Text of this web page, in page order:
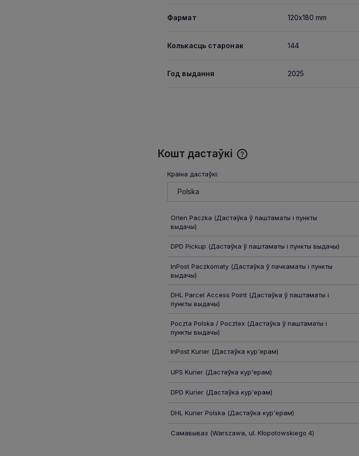
Фармат 120x180 mm
Колькасць старонак 144
Год выдання 2025
Кошт дастаўкі
Краіна дастаўкі:
Orlen Paczka (Дастаўка ў паштаматы і пункты
выдачы)
DPD Pickup (Дастаўка ў паштаматы і пункты выдачы)
InPost Paczkomaty(Дастаўка ў пачкаматы і пункты
выдачы)
DHL Parcel Access Point(Дастаўка ў паштаматы і
пункты выдачы)
Poczta Polska / Pocztex(Дастаўка ў паштаматы і
пункты выдачы)
InPost Kurier(Дастаўка кур'ерам)
UPS Kurier(Дастаўка кур'ерам)
DPD Kurier(Дастаўка кур'ерам)
DHL Kurier Polska (Дастаўка кур'ерам)
Самавываз (Warszawa, ul. Kłopotowskiego 4)